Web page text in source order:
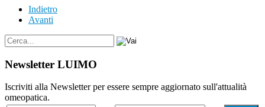
Indietro
Avanti
Newsletter LUIMO
Iscriviti alla Newsletter per essere sempre aggiornato sull'attualità
omeopatica.